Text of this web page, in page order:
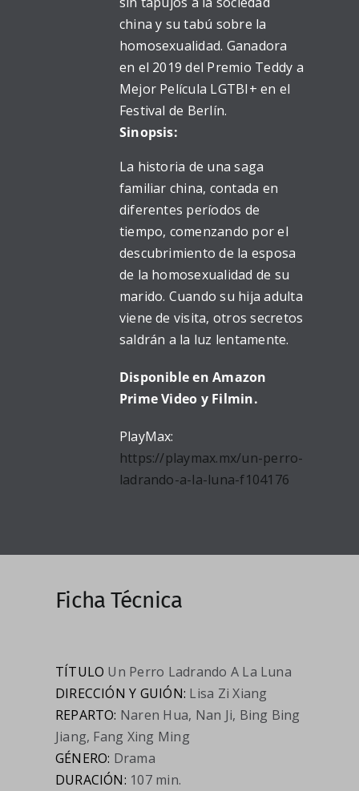
china y su tabú sobre la
homosexualidad. Ganadora
en el 2019 del Premio Teddy a
Mejor Película LGTBI+ en el
Festival de Berlín.
Sinopsis:
La historia de una saga
familiar china, contada en
diferentes períodos de
tiempo, comenzando por el
descubrimiento de la esposa
de la homosexualidad de su
marido. Cuando su hija adulta
viene de visita, otros secretos
saldrán a la luz lentamente.
Disponible en Amazon
Prime Video y Filmin.
PlayMax:
https://playmax.mx/un-perro-
ladrando-a-la-luna-f104176
Ficha Técnica
TÍTULO Un Perro Ladrando A La Luna
DIRECCIÓN Y GUIÓN: Lisa Zi Xiang
REPARTO: Naren Hua, Nan Ji, Bing Bing
Jiang, Fang Xing Ming
GÉNERO: Drama
DURACIÓN: 107 min.